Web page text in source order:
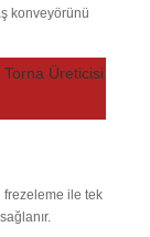
konveyörünü
frezeleme ile tek